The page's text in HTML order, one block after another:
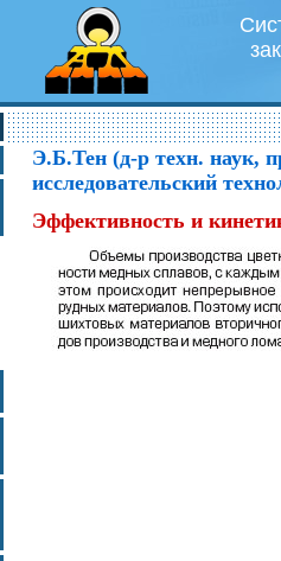
Э.Б.Тен (д-р техн. наук,
исследовательский
Эффективность и